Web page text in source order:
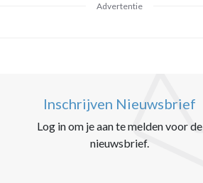
Advertentie
Inschrijven Nieuwsbrief
Log in om je aan te melden voor de
nieuwsbrief.